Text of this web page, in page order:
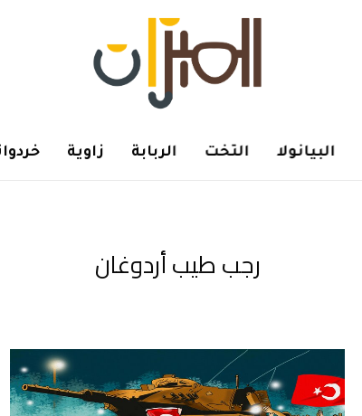
البيانولا التخت الربابة زاوية
رجب طيب أردوغان